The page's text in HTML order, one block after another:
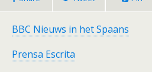
BBC Nieuws in het Spaans
Prensa Escrita